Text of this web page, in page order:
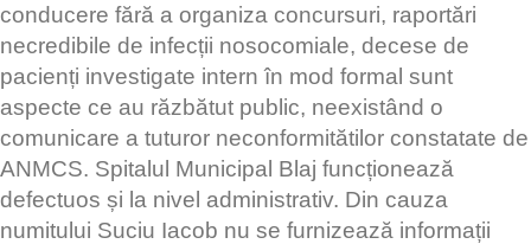
conducere fără a organiza concursuri, raportări
necredibile de infecții nosocomiale, decese de
pacienți investigate intern în mod formal sunt
aspecte ce au răzbătut public, neexistând o
comunicare a tuturor neconformitătilor constatate de
ANMCS. Spitalul Municipal Blaj funcționează
defectuos și la nivel administrativ. Din cauza
numitului Suciu Iacob nu se furnizează informații